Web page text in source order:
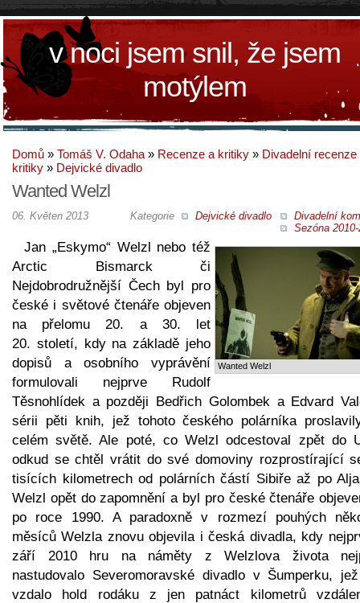
v noci jsem snil, že jsem
motýlem
Domů » Tomáš V. Odaha » Recenze a kritiky » Divadelní recenze
kritiky » Dejvické divadlo
Wanted Welzl
Kategorie Dejvické divadlo
Divadelní
Sezóna 2010-
06. Květen 2013
Wanted Welzl
Jan „Eskymo“ Welzl nebo též
Arctic Bismarck či
Nejdobrodružnější Čech byl pro
české i světové čtenáře objeven
na přelomu 20. a 30. let
20. století, kdy na základě jeho
dopisů a osobního vyprávění
formulovali nejprve Rudolf
Těsnohlídek a později Bedřich Golombek a Edvard
sérii pěti knih, jež tohoto českého polárníka
celém světě. Ale poté, co Welzl odcestoval zpět do
odkud se chtěl vrátit do své domoviny rozprostírající
tisících kilometrech od polárních částí Sibiře až po
Welzl opět do zapomnění a byl pro české čtenáře
po roce 1990. A paradoxně v rozmezí pouhých
měsíců Welzla znovu objevila i česká divadla, kdy
září 2010 hru na náměty z Welzlova života
nastudovalo Severomoravské divadlo v Šumperku,
vzdalo hold rodáku z jen patnáct kilometrů